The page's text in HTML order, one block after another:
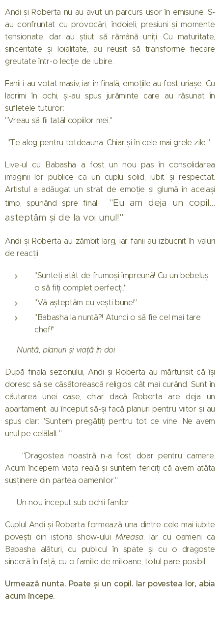
Andi și Roberta nu au avut un parcurs ușor în emisiune. S-
au confruntat cu provocări, îndoieli, presiuni și momente
tensionate, dar au știut să rămână uniți. Cu maturitate,
sinceritate și loialitate, au reușit să transforme fiecare
greutate într-o lecție de iubire.
Fanii i-au votat masiv, iar în finală, emoțiile au fost uriașe. Cu
lacrimi în ochi, și-au spus jurăminte care au răsunat în
sufletele tuturor:
"Vreau să fii tatăl copiilor mei."
"Te aleg pentru totdeauna. Chiar și în cele mai grele zile."
Live-ul cu Babasha a fost un nou pas în consolidarea
imaginii lor publice ca un cuplu solid, iubit și respectat.
Artistul a adăugat un strat de emoție și glumă în același
timp, spunând spre final: "Eu am deja un copil…
așteptăm și de la voi unul!"
Andi și Roberta au zâmbit larg, iar fanii au izbucnit în valuri
de reacții:
"Sunteți atât de frumoși împreună! Cu un bebeluș
o să fiți complet perfecți."
"Vă așteptăm cu vești bune!"
"Babasha la nuntă?! Atunci o să fie cel mai tare
chef!"
💍 Nuntă, planuri și viață în doi
După finala sezonului, Andi și Roberta au mărturisit că își
doresc să se căsătorească religios cât mai curând. Sunt în
căutarea unei case, chiar dacă Roberta are deja un
apartament, au început să-și facă planuri pentru viitor și au
spus clar: "Suntem pregătiți pentru tot ce vine. Ne avem
unul pe celălalt."
💬 "Dragostea noastră n-a fost doar pentru camere.
Acum începem viața reală și suntem fericiți că avem atâta
susținere din partea oamenilor."
🩷 Un nou început sub ochii fanilor
Cuplul Andi și Roberta formează una dintre cele mai iubite
povești din istoria show-uluiMireasa. Iar cu oameni ca
Babasha alături, cu publicul în spate și cu o dragoste
sinceră în față, cu o familie de milioane, totul pare posibil.
Urmează nunta. Poate și un copil. Iar povestea lor, abia
acum începe.